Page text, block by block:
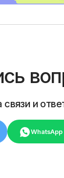
связи и
WhatsApp